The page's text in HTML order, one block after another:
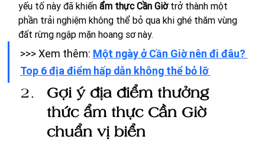
yếu tố này đã khiến ẩm thực Cần Giờ trở thành một
phần trải nghiệm không thể bỏ qua khi ghé thăm vùng
đất rừng ngập mặn hoang sơ này.
>>> Xem thêm: Một ngày ở Cần Giờ nên đi đâu?
Top 6 địa điểm hấp dẫn không thể bỏ lỡ
Gợi ý địa điểm thưởng
thức ẩm thực Cần Giờ
chuẩn vị biển